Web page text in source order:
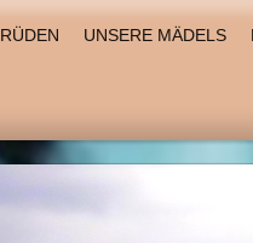
RÜDEN UNSERE MÄDELS